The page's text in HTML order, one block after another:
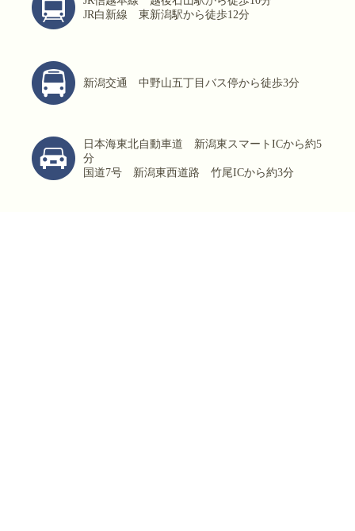
JR白新線 東新潟駅から徒歩12分
新潟交通 中野山五丁目バス停から徒歩3分
日本海東北自動車道 新潟東スマートICから約5
分
国道7号 新潟東西道路 竹尾ICから約3分